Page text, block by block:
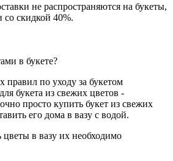
не распространяются на букеты,
скидкой 40%.
в букете?
правил по уходу за букетом
букета из свежих цветов -
просто купить букет из свежих
его дома в вазу с водой.
в вазу их необходимо